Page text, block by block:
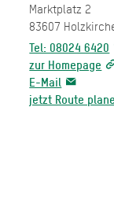
Marktplatz 2
83607
Tel: 08024 6420
zur Homepage
E-Mail
jetzt Route